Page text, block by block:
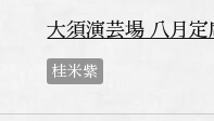
大須演芸場 八月定
桂米紫